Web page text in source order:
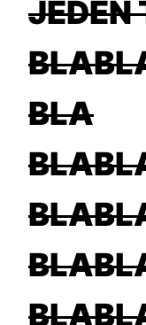
JEDEN
BLA